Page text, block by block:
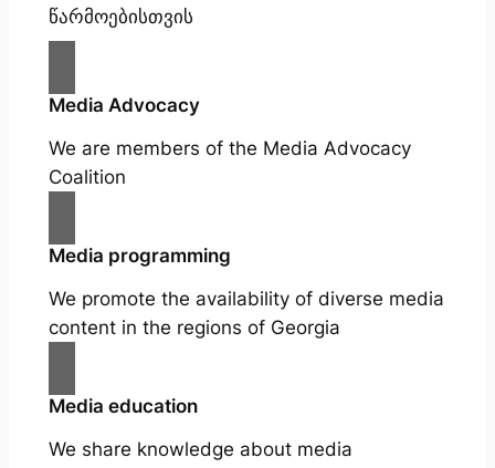
წარმოებისთვის
Media Advocacy
We are members of the Media Advocacy
Coalition
Media programming
We promote the availability of diverse media
content in the regions of Georgia
Media education
We share knowledge about media